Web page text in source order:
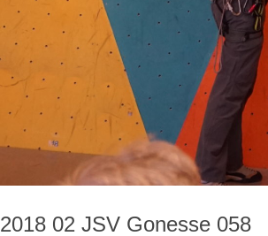
2018 02 JSV Gonesse 058